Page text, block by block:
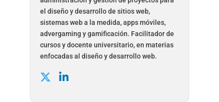
el diseño y desarrollo de sitios web,
sistemas web a la medida, apps móviles,
advergaming y gamificación. Facilitador de
cursos y docente universitario, en materias
enfocadas al diseño y desarrollo web.